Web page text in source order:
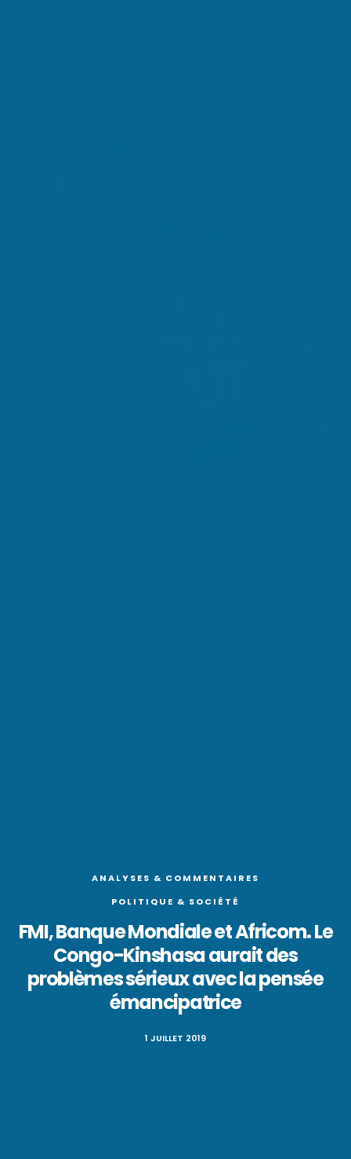
ANALYSES & COMMENTAIRES
POLITIQUE & SOCIÉTÉ
FMI, Banque Mondiale et Africom. Le
Congo-Kinshasa aurait des
problèmes sérieux avec la pensée
émancipatrice
1 JUILLET 2019